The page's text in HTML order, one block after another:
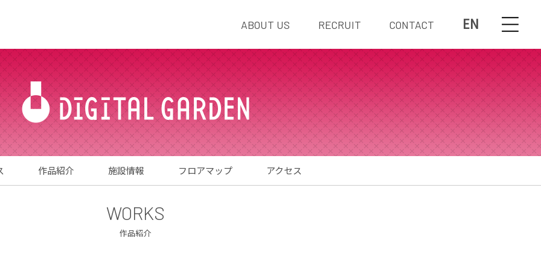
EN
ABOUT US RECRUIT CONTACT
作品紹介 施設情報 フロアマップ アクセス
WORKS
作品紹介